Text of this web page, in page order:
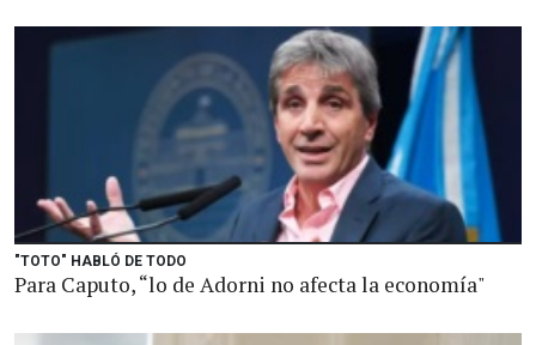
"TOTO" HABLÓ DE TODO
Para Caputo, “lo de Adorni no afecta la economía"